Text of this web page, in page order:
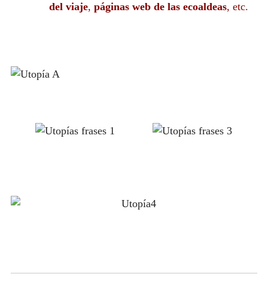
del viaje, páginas web de las ecoaldeas, etc.